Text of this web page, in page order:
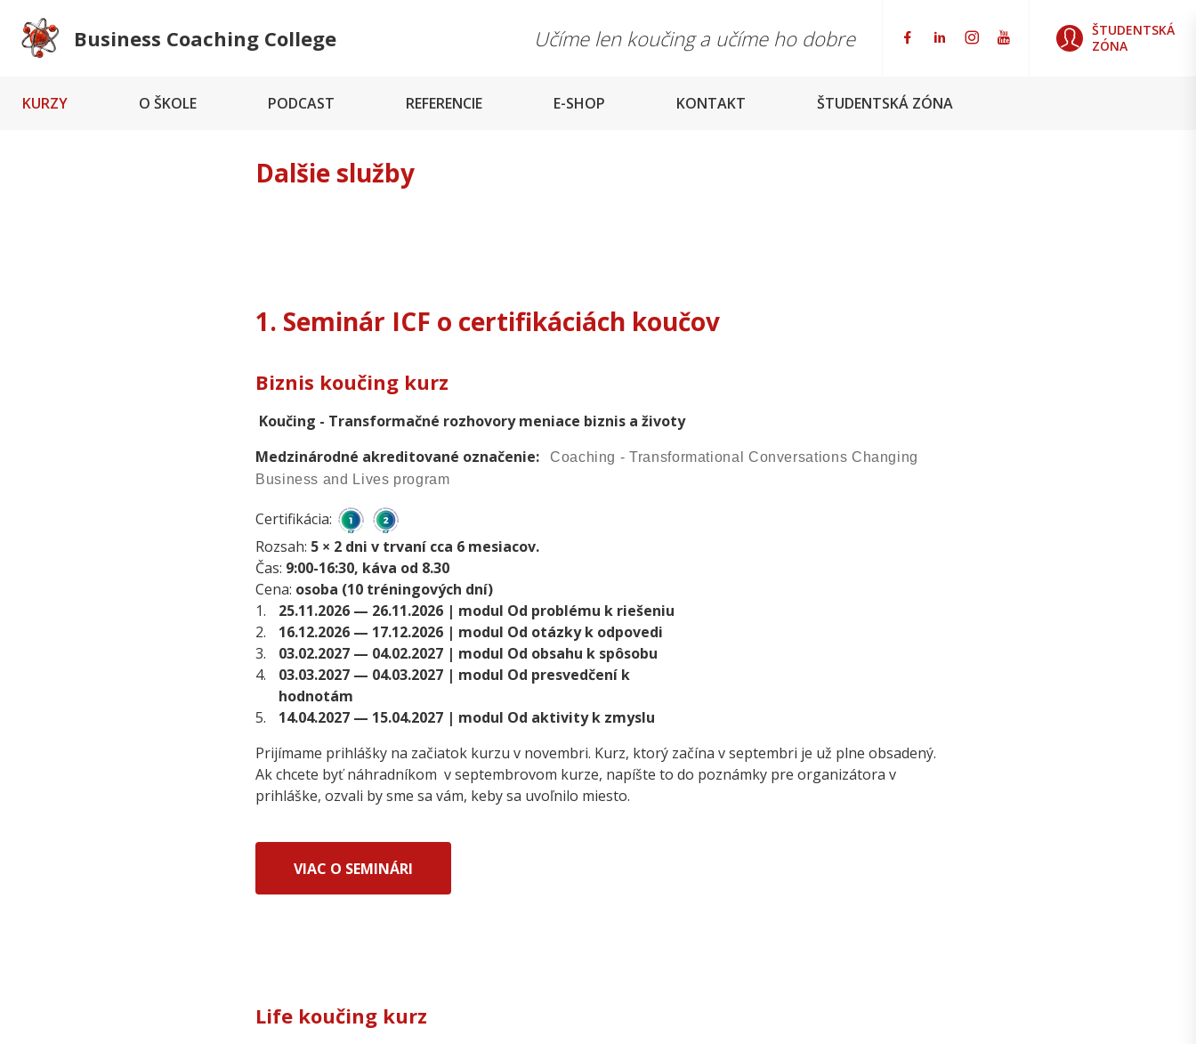
Business Coaching College Učíme len koučing a učíme ho dobre
ŠTUDENTSKÁ
ZÓNA
KURZY O ŠKOLE PODCAST REFERENCIE E-SHOP KONTAKT ŠTUDENTSKÁ ZÓNA
Dalšie služby
1. Seminár ICF o certifikáciách koučov
Biznis koučing kurz
Koučing - Transformačné rozhovory meniace biznis a životy
Medzinárodné akreditované označenie:
Coaching - Transformational Conversations Changing
Business and Lives program
Certifikácia:
Rozsah: 5 × 2 dni v trvaní cca 6 mesiacov.
Čas: 9:00-16:30, káva od 8.30
Cena: osoba (10 tréningových dní)
1.
25.11.2026 — 26.11.2026 | modul Od problému k riešeniu
2.
16.12.2026 — 17.12.2026 | modul Od otázky k odpovedi
3.
03.02.2027 — 04.02.2027 | modul Od obsahu k spôsobu
4.
03.03.2027 — 04.03.2027 | modul Od presvedčení k
hodnotám
5.
14.04.2027 — 15.04.2027 | modul Od aktivity k zmyslu
Prijímame prihlášky na začiatok kurzu v novembri. Kurz, ktorý začína v septembri je už plne obsadený.
Ak chcete byť náhradníkom v septembrovom kurze, napíšte to do poznámky pre organizátora v
prihláške, ozvali by sme sa vám, keby sa uvoľnilo miesto.
VIAC O SEMINÁRI
Life koučing kurz